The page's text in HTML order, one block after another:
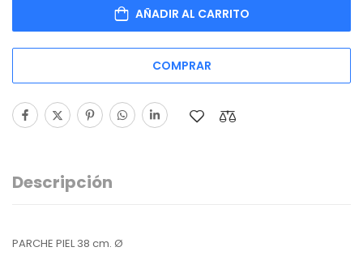
AÑADIR AL CARRITO
COMPRAR
Descripción
PARCHE PIEL 38 cm. Ø